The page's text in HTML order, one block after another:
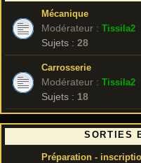
Mécanique
Modérateur : Tissila2
Sujets : 28
Carrosserie
Modérateur : Tissila2
Sujets : 18
SORTIES
Préparation -